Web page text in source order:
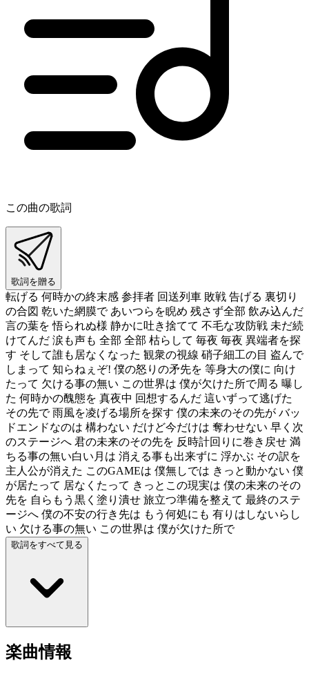
この曲の歌詞
歌詞を贈る
転げる 何時かの終末感 参拝者 回送列車 敗戦 告げる 裏切り
の合図 乾いた網膜で あいつらを睨め 残さず全部 飲み込んだ
言の葉を 悟られぬ様 静かに吐き捨てて 不毛な攻防戦 未だ続
けてんだ 涙も声も 全部 全部 枯らして 毎夜 毎夜 異端者を探
す そして誰も居なくなった 観衆の視線 硝子細工の目 盗んで
しまって 知らねぇぞ! 僕の怒りの矛先を 等身大の僕に 向け
たって 欠ける事の無い この世界は 僕が欠けた所で周る 曝し
た 何時かの醜態を 真夜中 回想するんだ 這いずって逃げた
その先で 雨風を凌げる場所を探す 僕の未来のその先が バッ
ドエンドなのは 構わない だけど今だけは 奪わせない 早く次
のステージへ 君の未来のその先を 反時計回りに巻き戻せ 満
ちる事の無い白い月は 消える事も出来ずに 浮かぶ その訳を
主人公が消えた このGAMEは 僕無しでは きっと動かない 僕
が居たって 居なくたって きっとこの現実は 僕の未来のその
先を 自らもう黒く塗り潰せ 旅立つ準備を整えて 最終のステ
ージへ 僕の不安の行き先は もう何処にも 有りはしないらし
い 欠ける事の無い この世界は 僕が欠けた所で
歌詞をすべて見る
楽曲情報